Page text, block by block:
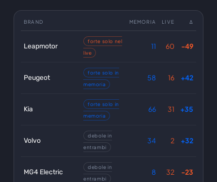
BRAND MEMORIA LIVE Δ
Leapmotor
forte solo nel
live
11 60 -49
Peugeot
forte solo in
memoria
58 16 +42
Kia
forte solo in
memoria
66 31 +35
Volvo
debole in
entrambi
34 2 +32
MG4 Electric
debole in
entrambi
8 32 -23